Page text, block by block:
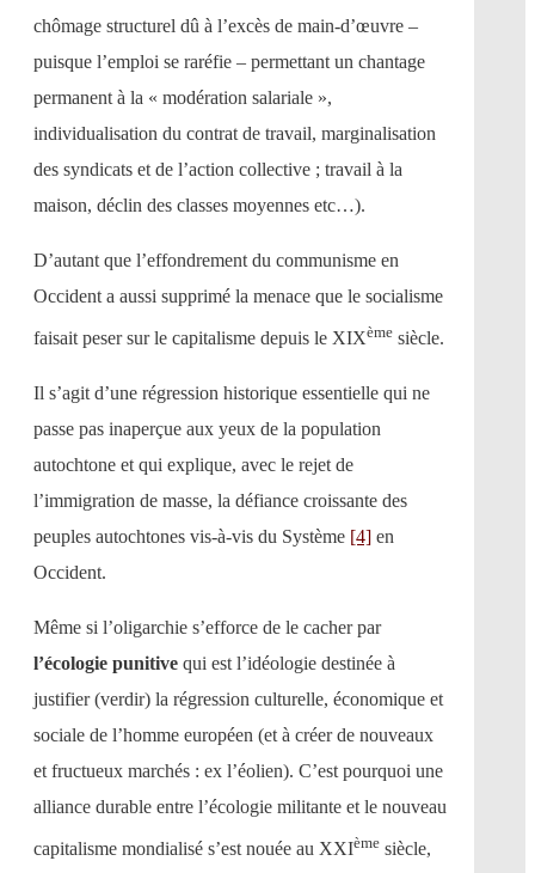
chômage structurel dû à l’excès de main-d’œuvre –
puisque l’emploi se raréfie – permettant un chantage
permanent à la « modération salariale »,
individualisation du contrat de travail, marginalisation
des syndicats et de l’action collective ; travail à la
maison, déclin des classes moyennes etc…).
D’autant que l’effondrement du communisme en
Occident a aussi supprimé la menace que le socialisme
faisait peser sur le capitalisme depuis le XIXème siècle.
Il s’agit d’une régression historique essentielle qui ne
passe pas inaperçue aux yeux de la population
autochtone et qui explique, avec le rejet de
l’immigration de masse, la défiance croissante des
peuples autochtones vis-à-vis du Système [4] en
Occident.
Même si l’oligarchie s’efforce de le cacher par
l’écologie punitive qui est l’idéologie destinée à
justifier (verdir) la régression culturelle, économique et
sociale de l’homme européen (et à créer de nouveaux
et fructueux marchés : ex l’éolien). C’est pourquoi une
alliance durable entre l’écologie militante et le nouveau
capitalisme mondialisé s’est nouée au XXIème siècle,